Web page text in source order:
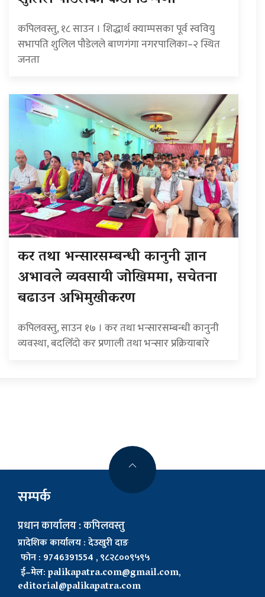
कपिलवस्तु, १८ साउन । शिद्धार्थ क्याम्पसका पूर्व स्ववियु
सभापति शुलिल पौडेलले बाणगंगा नगरपालिका–२ स्थित
जनता
कर तथा भन्सारसम्बन्धी कानुनी ज्ञान
अभावले व्यवसायी जोखिममा, सचेतना
बढाउन अभिमुखीकरण
कपिलवस्तु, साउन १७ । कर तथा भन्सारसम्बन्धी कानुनी
व्यवस्था, बदलिँदो कर प्रणाली तथा भन्सार प्रक्रियाबारे
सम्पर्क
प्रधान कार्यालय : कपिलवस्तु
प्रादेशिक कार्यालय : देउखुरी दाङ
फोन : 9746391554 , ९८२८००९५९५
ई–मेल:palikapatra.com@gmail.com,
editorial@palikapatra.com